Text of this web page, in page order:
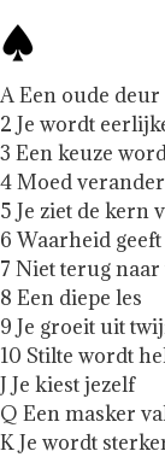
A Een oude
2 Je wordt
3 Een keuze
4 Moed
5 Je ziet de kern
6 Waarheid
7 Niet terug
8 Een diepe les
9 Je groeit uit
10 Stilte wordt
J Je kiest jezelf
Q Een masker
K Je wordt